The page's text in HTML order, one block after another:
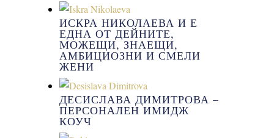
ИСКРА НИКОЛАЕВА И Е
ЕДНА ОТ ДЕЙНИТЕ,
МОЖЕЩИ, ЗНАЕЩИ,
АМБИЦИОЗНИ И СМЕЛИ
ЖЕНИ
ДЕСИСЛАВА ДИМИТРОВА –
ПЕРСОНАЛЕН ИМИДЖ
КОУЧ